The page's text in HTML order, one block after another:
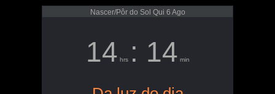
Nascer/Pôr do Sol Qui 6 Ago
14 hrs : 14 min